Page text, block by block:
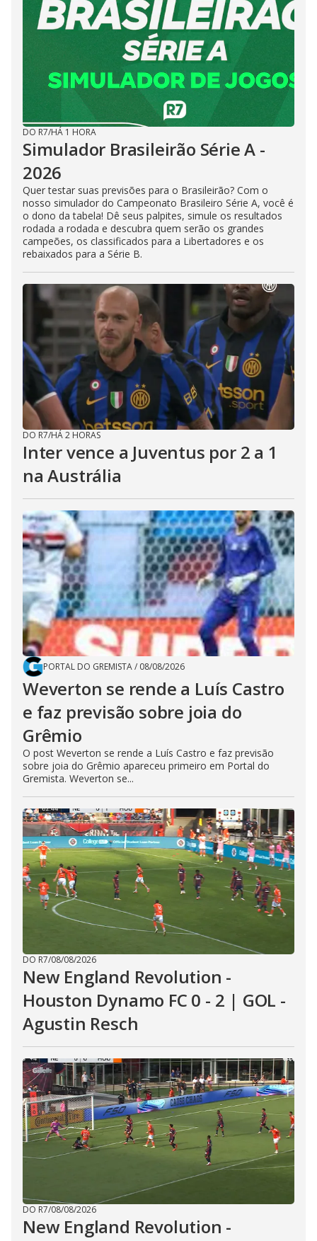
DO R7/HÁ 1 HORA
Simulador Brasileirão Série A -
2026
Quer testar suas previsões para o Brasileirão? Com o
nosso simulador do Campeonato Brasileiro Série A, você é
o dono da tabela! Dê seus palpites, simule os resultados
rodada a rodada e descubra quem serão os grandes
campeões, os classificados para a Libertadores e os
rebaixados para a Série B.
DO R7/HÁ 2 HORAS
Inter vence a Juventus por 2 a 1
na Austrália
PORTAL DO GREMISTA/ 08/08/2026
Weverton se rende a Luís Castro
e faz previsão sobre joia do
Grêmio
O post Weverton se rende a Luís Castro e faz previsão
sobre joia do Grêmio apareceu primeiro em Portal do
Gremista. Weverton se...
DO R7/08/08/2026
New England Revolution -
Houston Dynamo FC 0 - 2 | GOL -
Agustin Resch
DO R7/08/08/2026
New England Revolution -